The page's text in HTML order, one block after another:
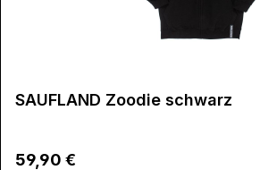
SAUFLAND Zoodie schwarz
Regulärer Preis:
59,90 €